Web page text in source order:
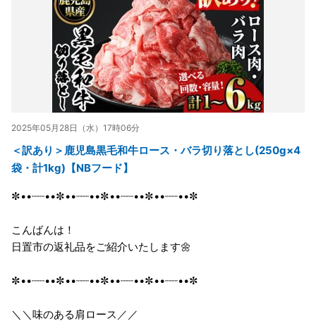
2025年05月28日（水）17時06分
＜訳あり＞鹿児島黒毛和牛ロース・バラ切り落とし(250g×4
袋・計1kg)【NBフード】
✼••┈┈••✼••┈┈••✼••┈┈••✼••┈┈••✼
こんばんは！
日置市の返礼品をご紹介いたします🌼
✼••┈┈••✼••┈┈••✼••┈┈••✼••┈┈••✼
＼＼味のある肩ロース／／